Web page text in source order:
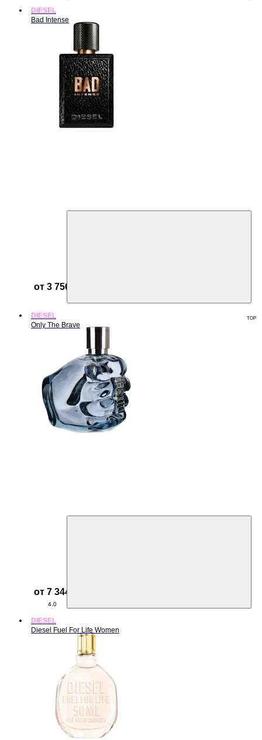
DIESEL
Bad Intense
от 3 756 ₽
DIESEL
Only The Brave
TOP
от 7 344 ₽
4.0
DIESEL
Diesel Fuel For Life Women